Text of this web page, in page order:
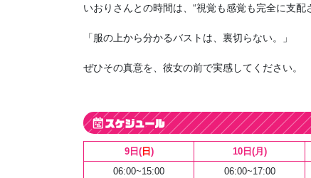
いおりさんとの時間は、“視覚も感覚も完全に支配
「服の上から分かるバストは、裏切らない。」
ぜひその真意を、彼女の前で実感してください。
9日(日 )
06:00~15:00
10日(月)
06:00~17:00